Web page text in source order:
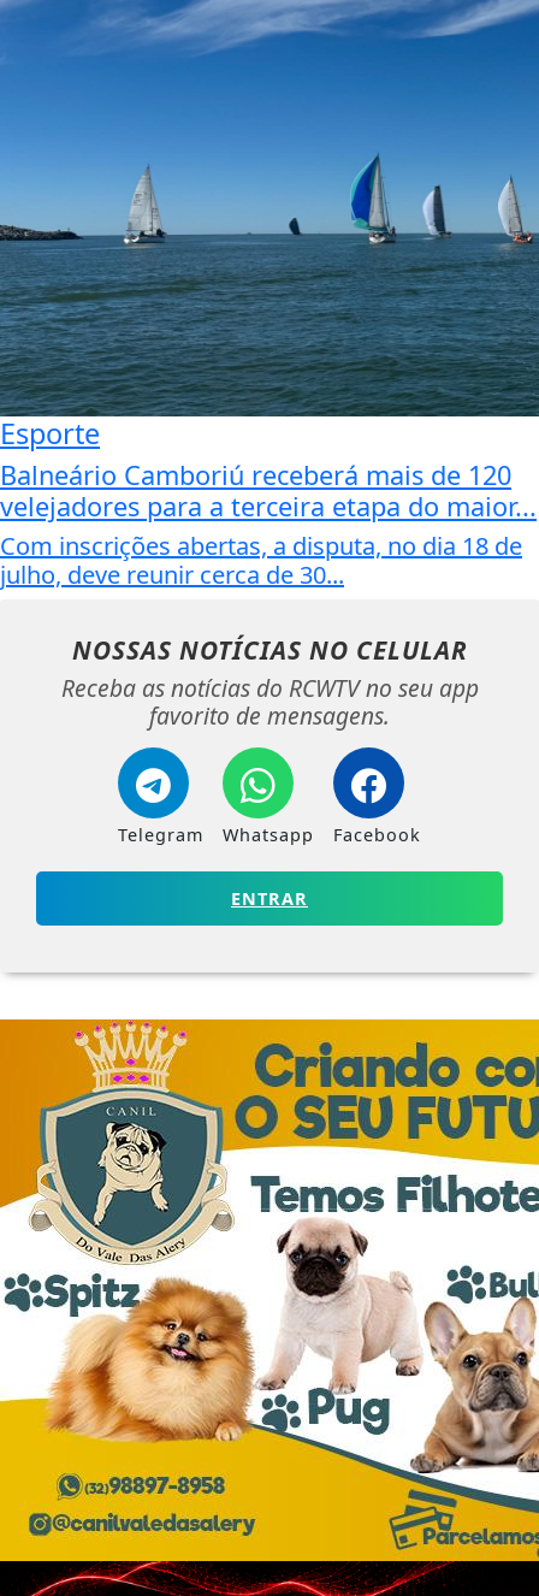
Esporte
Balneário Camboriú receberá mais de 120
velejadores para a terceira etapa do maior...
Com inscrições abertas, a disputa, no dia 18 de
julho, deve reunir cerca de 30...
NOSSAS NOTÍCIAS NO CELULAR
Receba as notícias do RCWTV no seu app
favorito de mensagens.
Telegram Whatsapp Facebook
ENTRAR